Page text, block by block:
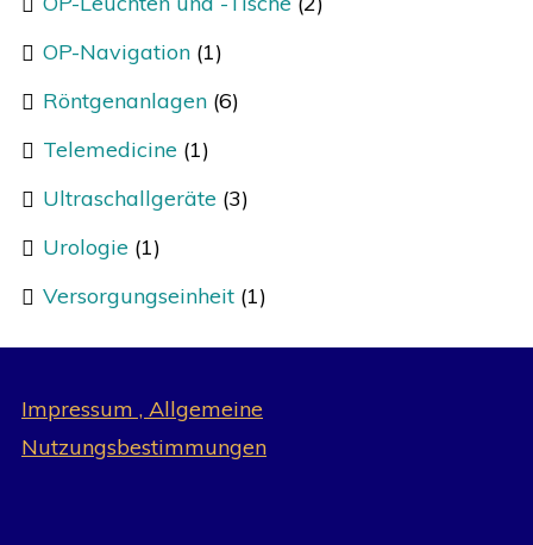
OP-Navigation (1)
Röntgenanlagen (6)
Telemedicine (1)
Ultraschallgeräte (3)
Urologie (1)
Versorgungseinheit (1)
Impressum , Allgemeine
Nutzungsbestimmungen